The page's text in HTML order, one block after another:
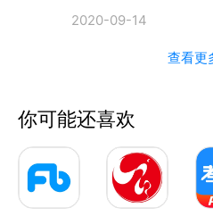
四六级听力应用，从学习者
能，如字体，播放顺序等等
2020-09-14
查看更
你可能还喜欢